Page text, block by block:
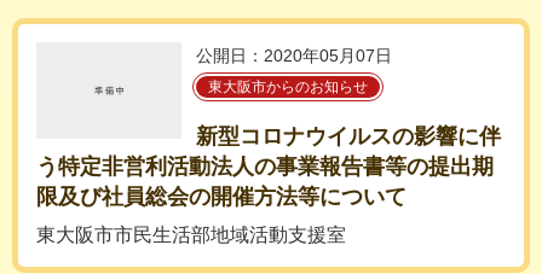
公開日：2020年05月07日
東大阪市からのお知らせ
新型コロナウイルスの影響に伴
う特定非営利活動法人の事業報告書等の提出期
限及び社員総会の開催方法等について
東大阪市市民生活部地域活動支援室